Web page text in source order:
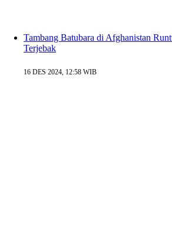
Tambang Batubara di Afghanistan
Terjebak
16 DES 2024, 12:58 WIB